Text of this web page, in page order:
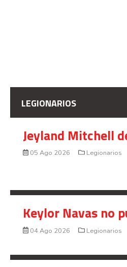
LEGIONARIOS
Jeyland Mitchell
05 Ago 2026 Legionarios
Keylor Navas no
04 Ago 2026 Legionarios